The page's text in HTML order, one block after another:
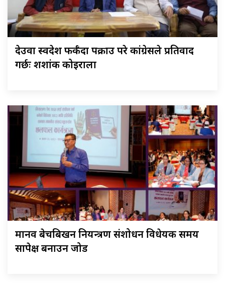
देउवा स्वदेश फर्कँदा पक्राउ परे कांग्रेसले प्रतिवाद
गर्छः शशांक कोइराला
मानव बेचबिखन नियन्त्रण संशोधन विधेयक समय
सापेक्ष बनाउन जोड